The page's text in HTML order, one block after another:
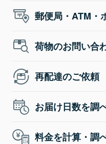
郵便局・ATM・
荷物のお問い合
再配達のご依頼
お届け日数を調
料金を計算・調